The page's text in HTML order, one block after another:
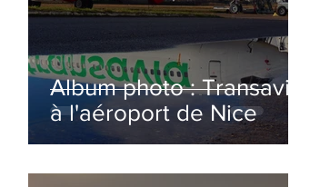
Album photo : Transavia
à l'aéroport de Nice